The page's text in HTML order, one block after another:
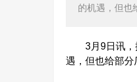
的机遇，但也
3月9日讯，据
遇，但也给部分